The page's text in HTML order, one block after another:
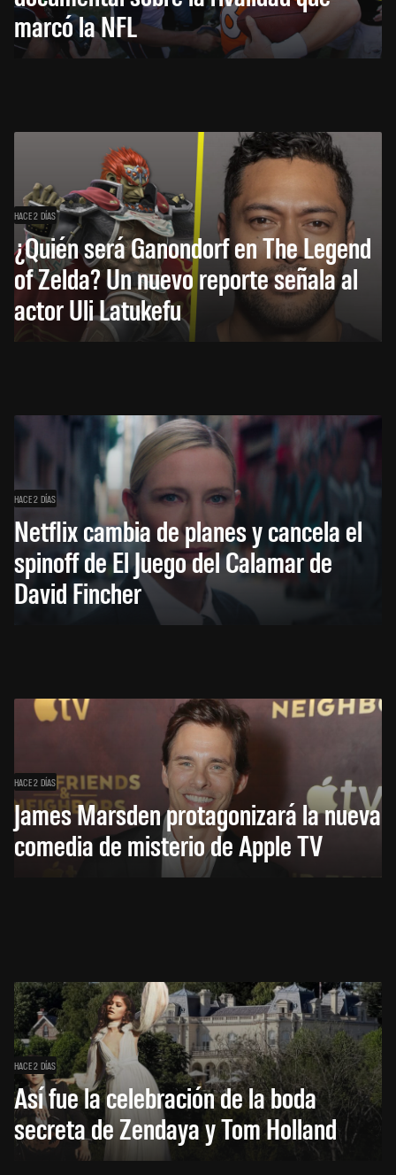
marcó la NFL
HACE 2 DÍAS
¿Quién será Ganondorf en The Legend
of Zelda? Un nuevo reporte señala al
actor Uli Latukefu
HACE 2 DÍAS
Netflix cambia de planes y cancela el
spinoff de El Juego del Calamar de
David Fincher
HACE 2 DÍAS
James Marsden protagonizará la nueva
comedia de misterio de Apple TV
HACE 2 DÍAS
Así fue la celebración de la boda
secreta de Zendaya y Tom Holland